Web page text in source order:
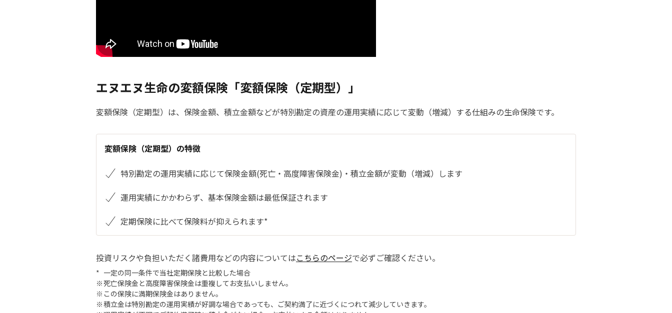
エヌエヌ生命の変額保険「変額保険（定期型）」
変額保険（定期型）は、保険金額、積立金額などが特別勘定の資産の運用実績に応じて変動（増減）する仕組みの生命保険です。
変額保険（定期型）の特徴
特別勘定の運用実績に応じて保険金額(死亡・高度障害保険金)・積立金額が変動（増減）します
運用実績にかかわらず、基本保険金額は最低保証されます
定期保険に比べて保険料が抑えられます*
投資リスクや負担いただく諸費用などの内容についてはこちらのページで必ずご確認ください。
一定の同一条件で当社定期保険と比較した場合
死亡保険金と高度障害保険金は重複してお支払いしません。
この保険に満期保険金はありません。
積立金は特別勘定の運用実績が好調な場合であっても、ご契約満了に近づくにつれて減少していきます。